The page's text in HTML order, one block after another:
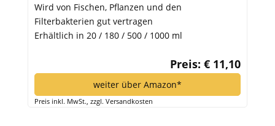
Wird von Fischen, Pflanzen und den
Filterbakterien gut vertragen
Erhältlich in 20 / 180 / 500 / 1000 ml
Preis: € 11,10
weiter über Amazon*
Preis inkl. MwSt., zzgl. Versandkosten